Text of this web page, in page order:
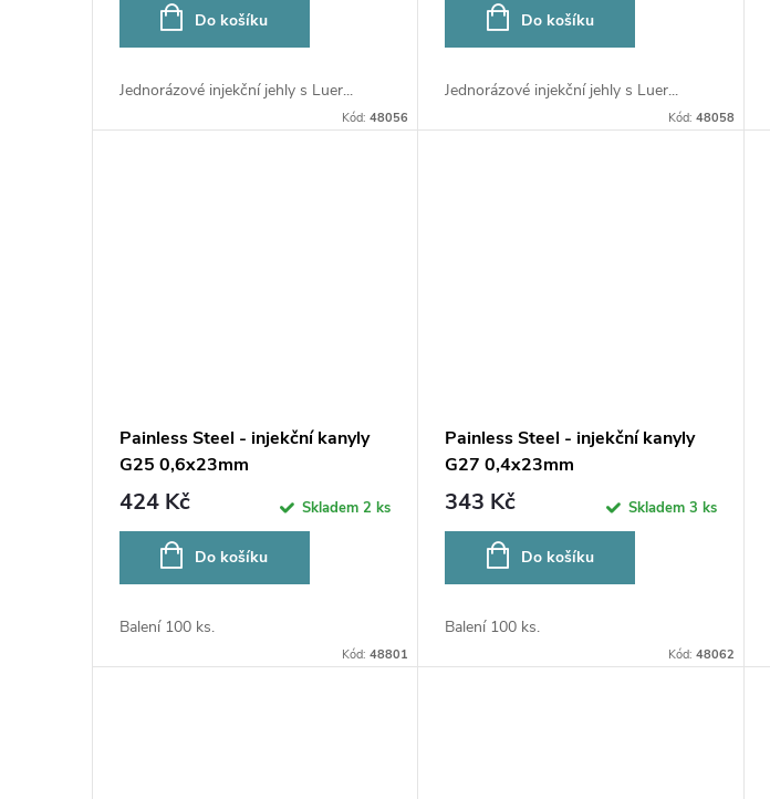
Do košíku
Jednorázové injekční jehly s Luer...
Kód:48056
Do košíku
Jednorázové injekční jehly s Luer...
Kód: 48058
Painless Steel - injekční kanyly
G25 0,6x23mm
424 Kč Skladem2 ks
Do košíku
Balení 100 ks.
Kód:48801
Painless Steel - injekční kanyly
G27 0,4x23mm
343 Kč Skladem 3 ks
Do košíku
Balení 100 ks.
Kód: 48062